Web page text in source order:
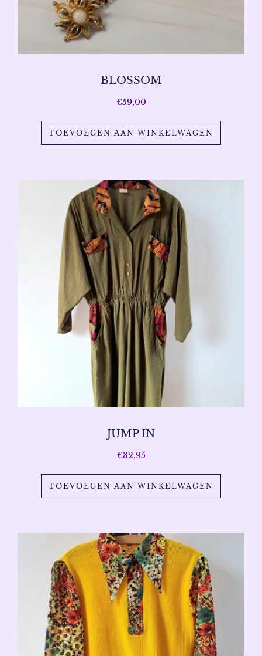
BLOSSOM
€59,00
TOEVOEGEN AAN WINKELWAGEN
JUMP IN
€32,95
TOEVOEGEN AAN WINKELWAGEN